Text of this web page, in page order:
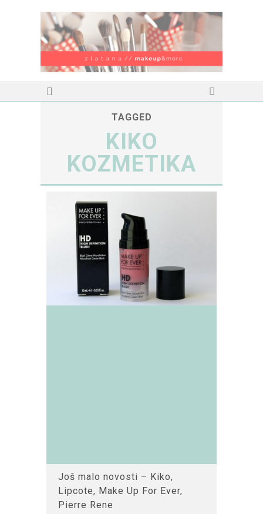
TAGGED
KIKO
KOZMETIKA
Još malo novosti – Kiko,
Lipcote, Make Up For Ever,
Pierre Rene